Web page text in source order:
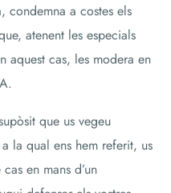
condemna a costes els
atenent les especials
aquest cas, les modera en
que us vegeu
la qual ens hem referit, us
en mans d’un